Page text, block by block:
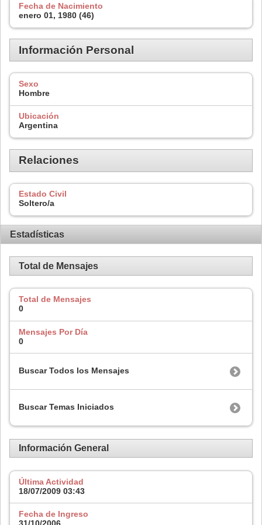
Fecha de Nacimiento
enero 01, 1980 (46)
Información Personal
Sexo
Hombre
Ubicación
Argentina
Relaciones
Estado Civil
Soltero/a
Estadísticas
Total de Mensajes
Total de Mensajes
0
Mensajes Por Día
0
Buscar Todos los Mensajes
Buscar Temas Iniciados
Información General
Última Actividad
18/07/2009 03:43
Fecha de Ingreso